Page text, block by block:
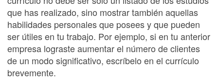
que has realizado, sino mostrar también aquellas
habilidades personales que posees y que pueden
ser útiles en tu trabajo. Por ejemplo, si en tu anterior
empresa lograste aumentar el número de clientes
de un modo significativo, escríbelo en el currículo
brevemente.